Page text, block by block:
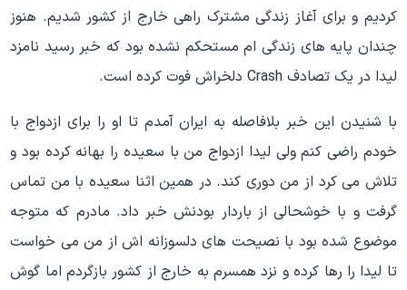
کردیم و برای آغاز زندگی مشترک راهی خارج از کشور شدیم. هنوز
چندان پایه های زندگی ام مستحکم نشده بود که خبر رسید نامزد
لیدا در یک تصادف Crash دلخراش فوت کرده است.
با شنیدن این خبر بلافاصله به ایران آمدم تا او را برای ازدواج با
خودم راضی کنم ولی لیدا ازدواج من با سعیده را بهانه کرده بود و
تلاش می کرد از من دوری کند. در همین اثنا سعیده با من تماس
گرفت و با خوشحالی از باردار بودنش خبر داد. مادرم که متوجه
موضوع شده بود با نصیحت های دلسوزانه اش از من می خواست
تا لیدا را رها کرده و نزد همسرم به خارج از کشور بازگردم اما گوش